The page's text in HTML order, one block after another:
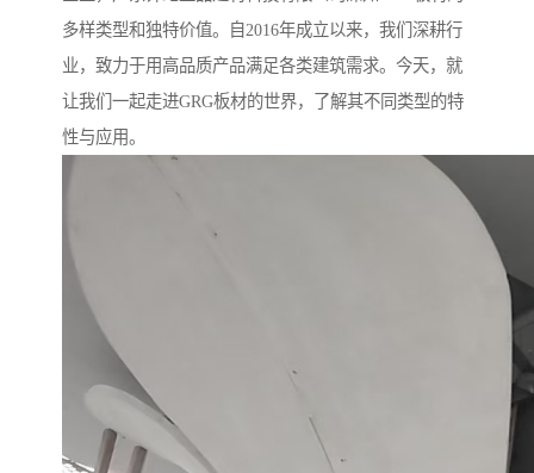
多样类型和独特价值。自2016年成立以来，我们深耕行
业，致力于用高品质产品满足各类建筑需求。今天，就
让我们一起走进GRG板材的世界，了解其不同类型的特
性与应用。